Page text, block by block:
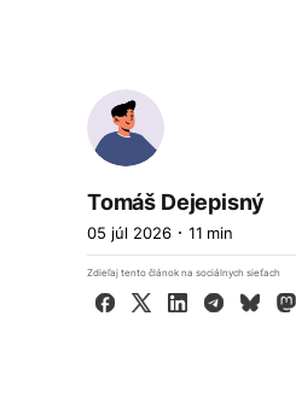
Tomáš Dejepisný
05 júl 2026 11 min
Zdieľaj tento článok na sociálnych sieťach
Facebook
X LinkedInTelegram